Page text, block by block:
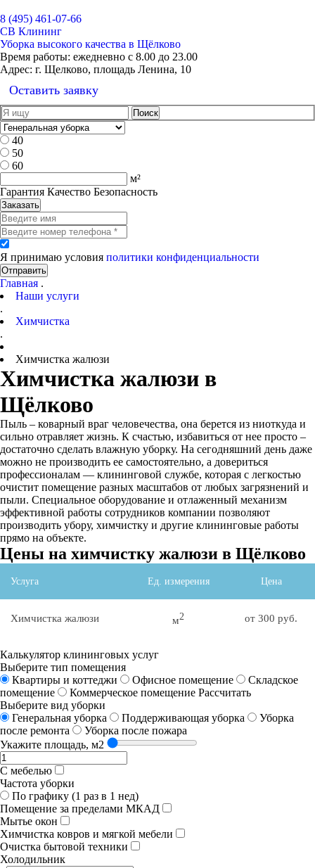
8 (495) 461-07-66
СВ Клининг
Уборка высокого качества в Щёлково
Время работы: ежедневно с 8.00 до 23.00
Адрес: г. Щелково, площадь Ленина, 10
Оставить заявку
40
50
60
м²
Гарантия Качество Безопасность
Заказать
Я принимаю условия политики конфиденциальности
Отправить
Главная .
Наши услуги
.
Химчистка
.
Химчистка жалюзи
Химчистка жалюзи в
Щёлково
Пыль – коварный враг человечества, она берется из ниоткуда и
сильно отравляет жизнь. К счастью, избавиться от нее просто –
достаточно сделать влажную уборку. На сегодняшний день даже
можно не производить ее самостоятельно, а довериться
профессионалам — клининговой службе, которая с легкостью
очистит помещение разных масштабов от любых загрязнений и
пыли. Специальное оборудование и отлаженный механизм
эффективной работы сотрудников компании позволяют
производить убору, химчистку и другие клининговые работы
прямо на объекте.
Цены на химчистку жалюзи в Щёлково
Услуга Ед. измерения Цена
Химчистка жалюзи м2 от 300 руб.
Калькулятор клининговых услуг
Выберите тип помещения
Квартиры и коттеджи
Офисное помещение
Складское
помещение
Коммерческое помещение Рассчитать
Выберите вид уборки
Генеральная уборка
Поддерживающая уборка
Уборка
после ремонта
Уборка после пожара
Укажите площадь, м2
С мебелью
Частота уборки
По графику (1 раз в 1 нед)
Помещение за пределами МКАД
Мытье окон
Химчистка ковров и мягкой мебели
Очистка бытовой техники
Холодильник